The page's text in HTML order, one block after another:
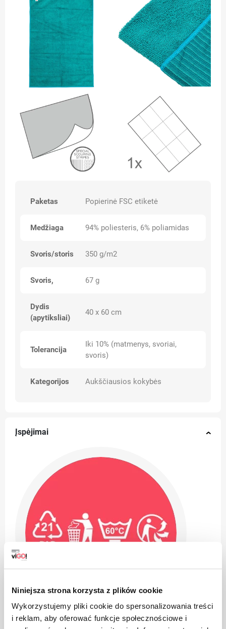
Niniejsza strona korzysta z plików cookie
Wykorzystujemy pliki cookie do spersonalizowania treści
i reklam, aby oferować funkcje społecznościowe i
Paketas Popierinė FSC etiketė
Medžiaga 94% poliesteris, 6% poliamidas
Svoris/storis 350 g/m2
Svoris, 67 g
Dydis
(apytiksliai)
40 x 60 cm
Tolerancija
Iki 10% (matmenys, svoriai,
svoris)
Kategorijos Aukščiausios kokybės
Įspėjimai